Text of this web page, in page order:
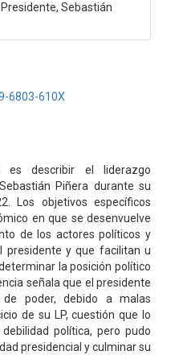
Presidente, Sebastián
6803-610X
describir el liderazgo
Piñera durante su
Los objetivos específicos
en que se desenvuelve
de los actores políticos y
presidente y que facilitan u
la posición político
señala que el presidente
de poder, debido a malas
de su LP, cuestión que lo
política, pero pudo
presidencial y culminar su